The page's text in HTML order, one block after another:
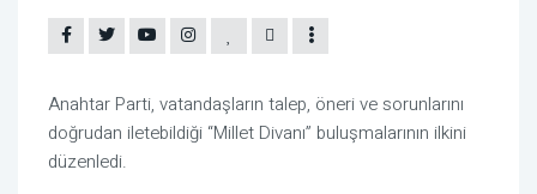
Anahtar Parti, vatandaşların talep, öneri ve sorunlarını
doğrudan iletebildiği “Millet Divanı” buluşmalarının ilkini
düzenledi.